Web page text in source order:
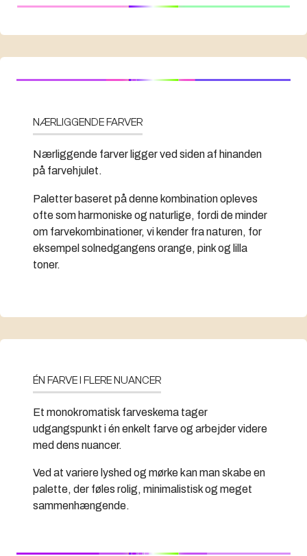
NÆRLIGGENDE FARVER
Nærliggende farver ligger ved siden af hinanden
på farvehjulet.
Paletter baseret på denne kombination opleves
ofte som harmoniske og naturlige, fordi de minder
om farvekombinationer, vi kender fra naturen, for
eksempel solnedgangens orange, pink og lilla
toner.
ÉN FARVE I FLERE NUANCER
Et monokromatisk farveskema tager
udgangspunkt i én enkelt farve og arbejder videre
med dens nuancer.
Ved at variere lyshed og mørke kan man skabe en
palette, der føles rolig, minimalistisk og meget
sammenhængende.